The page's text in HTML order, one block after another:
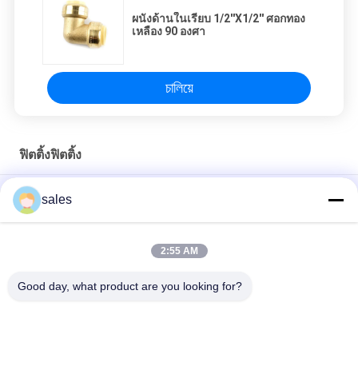
ผนังด้านในเรียบ 1/2''X1/2'' ศอกทอง
เหลือง 90 องศา
চালিয়ে
ฟิตติ้งฟิตติ้ง
1/2''X1 / 2'' อะแดปเตอร์ตัวผู้แบบตรงปลอมแปลง Push Fit Fitting
sales
2:55 AM
Good day, what product are you looking for?